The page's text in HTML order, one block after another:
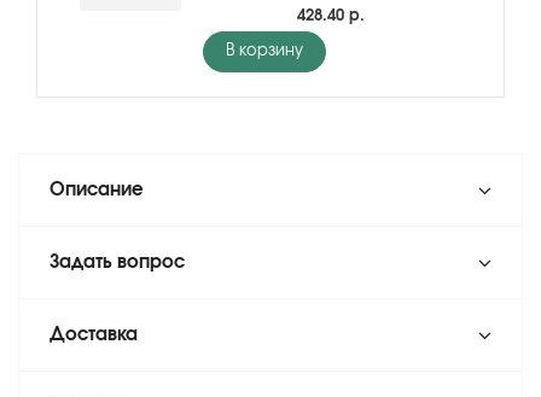
428.40 р.
В корзину
Описание
Задать вопрос
Доставка